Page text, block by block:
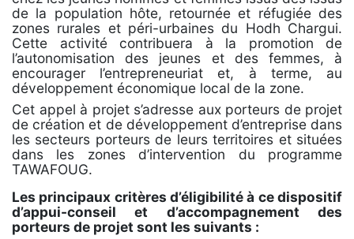
de la population hôte, retournée et réfugiée des
zones rurales et péri-urbaines du Hodh Chargui.
Cette activité contribuera à la promotion de
l’autonomisation des jeunes et des femmes, à
encourager l’entrepreneuriat et, à terme, au
développement économique local de la zone.
Cet appel à projet s’adresse aux porteurs de projet
de création et de développement d’entreprise dans
les secteurs porteurs de leurs territoires et situées
dans les zones d’intervention du programme
TAWAFOUG.
Les principaux critères d’éligibilité à ce dispositif
d’appui-conseil et d’accompagnement des
porteurs de projet sont les suivants :